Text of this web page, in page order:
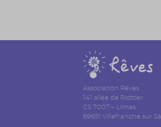
Association Rêves
141 allée de Riottier
CS 7007 – Limas
69651 Villefranche sur